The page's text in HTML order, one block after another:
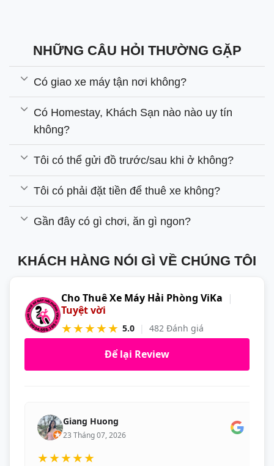
NHỮNG CÂU HỎI THƯỜNG GẶP
Có giao xe máy tận nơi không?
Có Homestay, Khách Sạn nào nào uy tín
không?
Tôi có thể gửi đồ trước/sau khi ở không?
Tôi có phải đặt tiền để thuê xe không?
Gần đây có gì chơi, ăn gì ngon?
KHÁCH HÀNG NÓI GÌ VỀ CHÚNG TÔI
Cho Thuê Xe Máy Hải Phòng ViKa |
Tuyệt vời
★★★★★ 5.0 | 482 Đánh giá
Để lại Review
Giang Huong
23 Tháng 07, 2026
★★★★★